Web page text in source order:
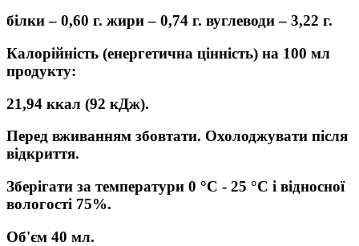
білки – 0,60 г. жири – 0,74 г. вуглеводи – 3,22 г.
Калорійність (енергетична цінність) на 100 мл
продукту:
21,94 ккал (92 кДж).
Перед вживанням збовтати. Охолоджувати після
відкриття.
Зберігати за температури 0 °C - 25 °C і відносної
вологості 75%.
Об'єм 40 мл.